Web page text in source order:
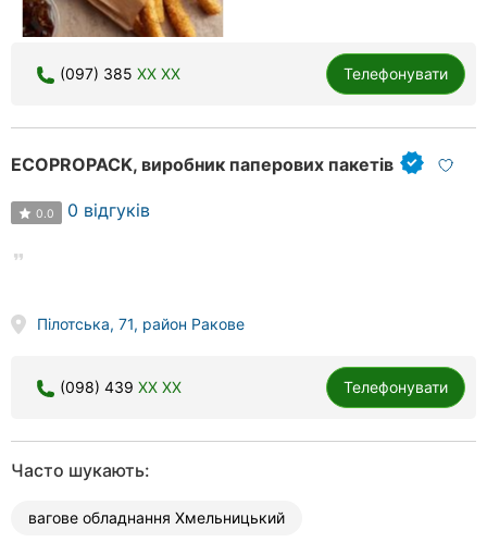
(097) 385 XX XX Телефонувати
ECOPROPACK, виробник паперових пакетів
0.0 0 відгуків
Пілотська, 71, район Ракове
(098) 439 XX XX Телефонувати
Часто шукають:
вагове обладнання Хмельницький